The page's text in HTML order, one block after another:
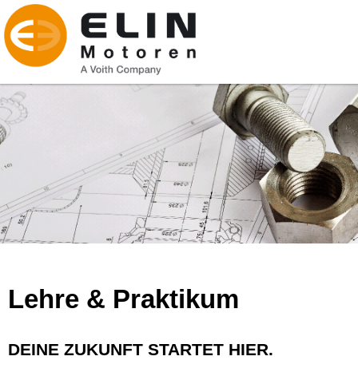
Lehre & Praktikum
DEINE ZUKUNFT STARTET HIER.